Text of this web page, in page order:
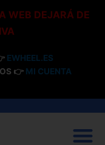
WEB DEJARÁ DE
EWHEEL.ES
👉 MI CUENTA